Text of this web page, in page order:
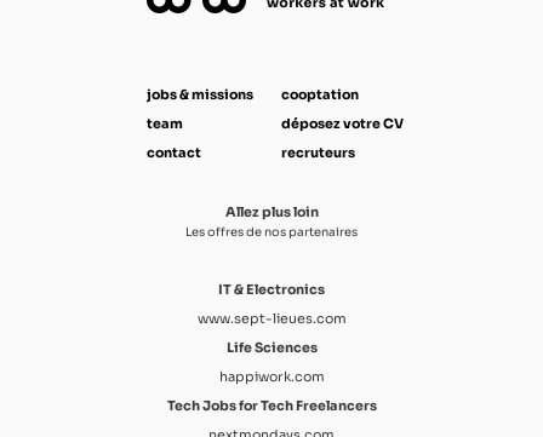
jobs & missions
team
contact
cooptation
déposez votre CV
recruteurs
Allez plus loin
Les offres de nos partenaires
IT & Electronics
www.sept-lieues.com
Life Sciences
happiwork.com
Tech Jobs for Tech Freelancers